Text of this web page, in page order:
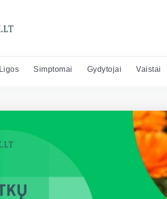
Ligos Simptomai Gydytojai Vaistai